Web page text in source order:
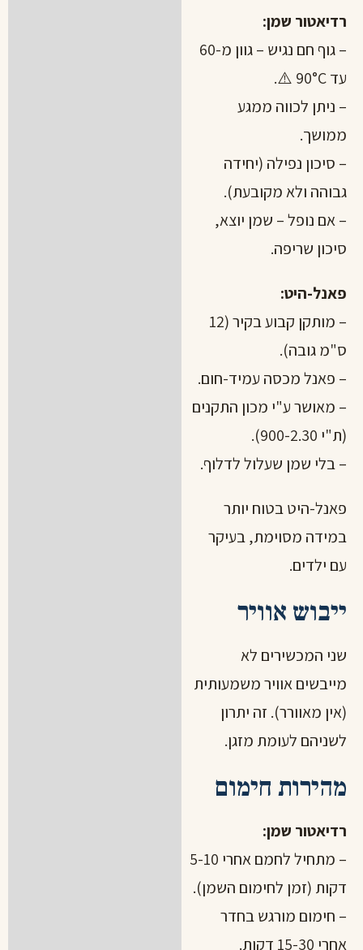
רדיאטור שמן:
– גוף חם נגיש – גוון מ-60
עד 90°C ⚠️.
– ניתן לכווה ממגע
ממושך.
– סיכון נפילה (יחידה
גבוהה ולא מקובעת).
– אם נופל – שמן יוצא,
סיכון שריפה.
פאנל-היט:
– מותקן קבוע בקיר (12
ס"מ גובה).
– פאנל מכסה עמיד-חום.
– מאושר ע"י מכון התקנים
(ת"י 900-2.30).
– בלי שמן שעלול לדלוף.
פאנל-היט בטוח יותר
במידה מסוימת, בעיקר
עם ילדים.
ייבוש אוויר
שני המכשירים לא
מייבשים אוויר משמעותית
(אין מאוורר). זה יתרון
לשניהם לעומת מזגן.
מהירות חימום
רדיאטור שמן:
– מתחיל לחמם אחרי 5-10
דקות (זמן לחימום השמן).
– חימום מורגש בחדר
אחרי 15-30 דקות.